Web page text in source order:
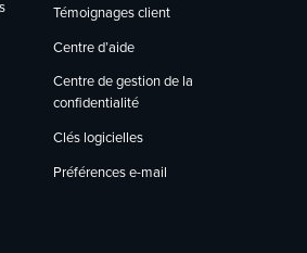
Témoignages client
Centre d’aide
Centre de gestion de la
confidentialité
Clés logicielles
Préférences e-mail